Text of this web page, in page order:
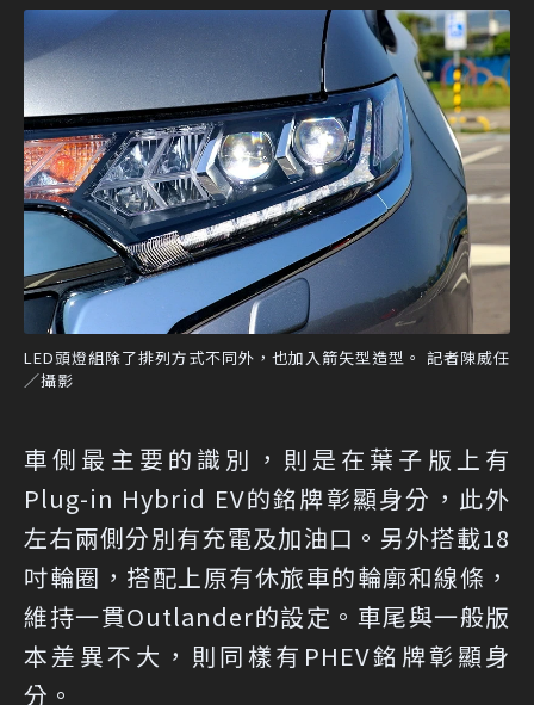
LED頭燈組除了排列方式不同外，也加入箭矢型造型。 記者陳威任
／攝影
車側最主要的識別，則是在葉子版上有
Plug-in Hybrid EV的銘牌彰顯身分，此外
左右兩側分別有充電及加油口。另外搭載18
吋輪圈，搭配上原有休旅車的輪廓和線條，
維持一貫Outlander的設定。車尾與一般版
本差異不大，則同樣有PHEV銘牌彰顯身
分。